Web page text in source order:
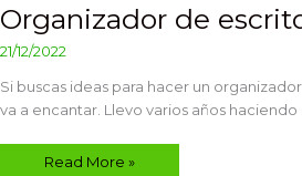
Organizador de
21/12/2022
Si buscas ideas para hacer un
va a encantar. Llevo varios años haciendo
Read More »